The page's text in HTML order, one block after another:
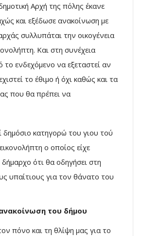
Αρχή της πόλης έκανε
και εξέδωσε ανακοίνωση με
συλλυπάται την οικογένεια
Και στη συνέχεια
το ενδεχόμενο να εξεταστεί αν
το έθιμο ή όχι καθώς και τα
που θα πρέπει να
δημόσιο κατηγορώ του γιου τού
ο οποίος είχε
ότι θα οδηγήσει στη
υπαίτιους για τον θάνατο του
του δήμου
πόνο και τη θλίψη μας για το